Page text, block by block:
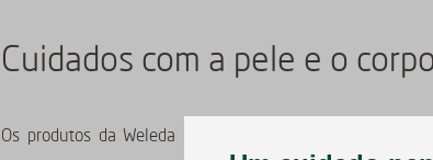
Cuidados com a pele e o corpo
Os produtos da Weleda são desenvolvidos para